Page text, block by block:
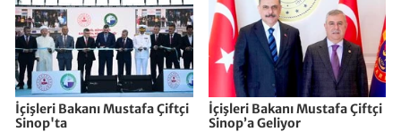
İçişleri Bakanı Mustafa Çiftçi
Sinop'ta
İçişleri Bakanı Mustafa Çiftçi
Sinop’a Geliyor